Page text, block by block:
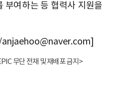
부여하는 등 협력사 지원을
anjaehoo@naver.com]
무단 전재 및 재배포 금지>